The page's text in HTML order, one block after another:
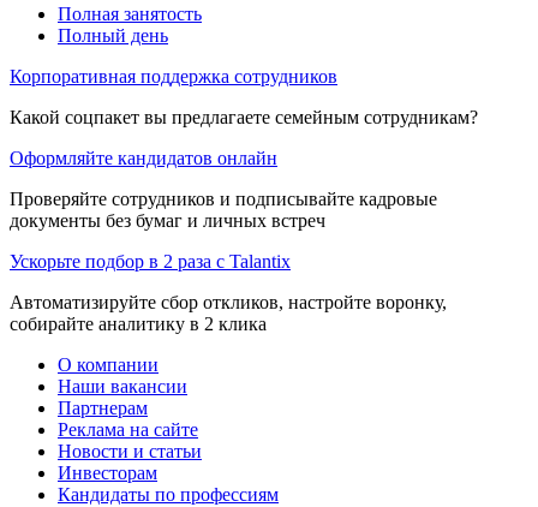
Полная занятость
Полный день
Корпоративная поддержка сотрудников
Какой соцпакет вы предлагаете семейным сотрудникам?
Оформляйте кандидатов онлайн
Проверяйте сотрудников и подписывайте кадровые
документы без бумаг и личных встреч
Ускорьте подбор в 2 раза с Talantix
Автоматизируйте сбор откликов, настройте воронку,
собирайте аналитику в 2 клика
О компании
Наши вакансии
Партнерам
Реклама на сайте
Новости и статьи
Инвесторам
Кандидаты по профессиям